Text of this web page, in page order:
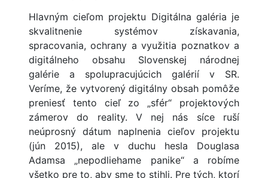
Hlavným cieľom projektu Digitálna galéria je
skvalitnenie systémov získavania,
spracovania, ochrany a využitia poznatkov a
digitálneho obsahu Slovenskej národnej
galérie a spolupracujúcich galérií v SR.
Veríme, že vytvorený digitálny obsah pomôže
preniesť tento cieľ zo „sfér“ projektových
zámerov do reality. V nej nás síce ruší
neúprosný dátum naplnenia cieľov projektu
(jún 2015), ale v duchu hesla Douglasa
Adamsa „nepodliehame panike“ a robíme
všetko pre to, aby sme to stihli. Pre tých, ktorí